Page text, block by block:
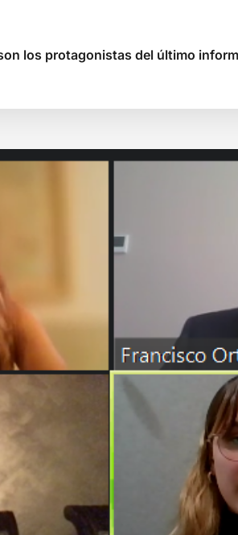
los protagonistas del último